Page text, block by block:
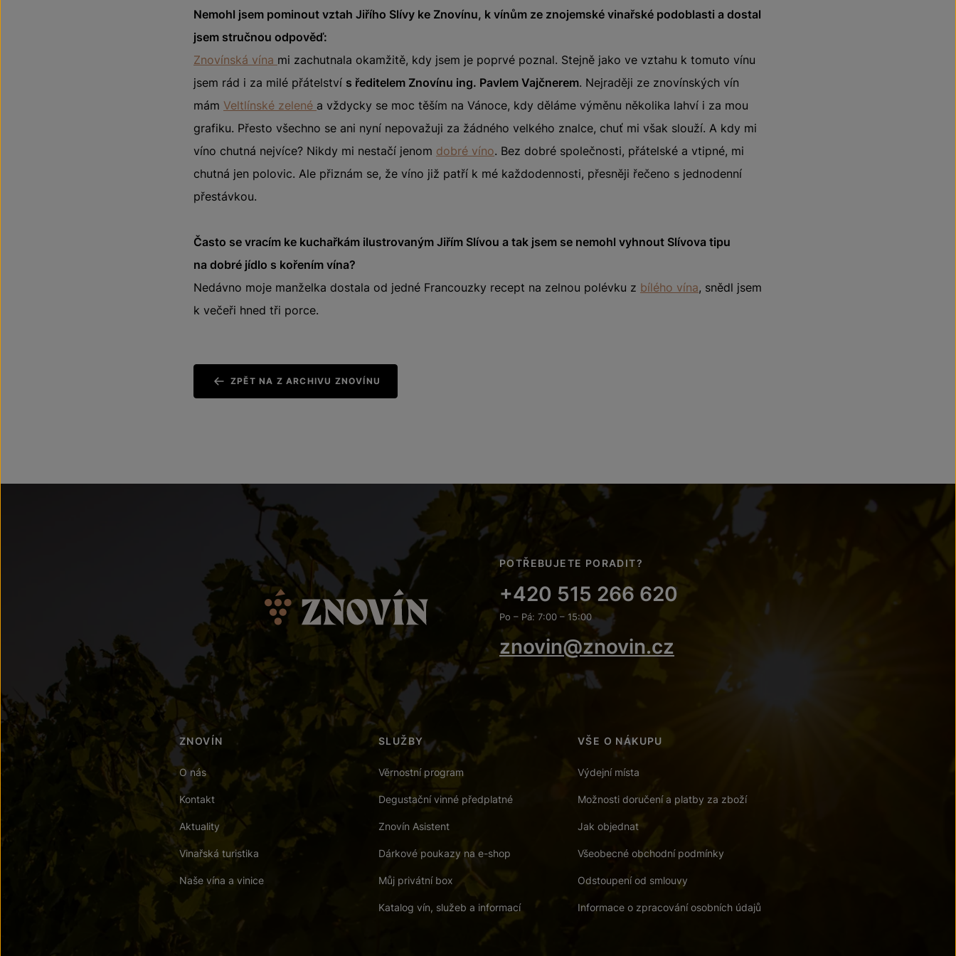
Nemohl jsem pominout vztah Jiřího Slívy ke Znovínu, k vínům ze znojemské vinařské podoblasti a dostal
jsem stručnou odpověď:
Znovínská vína mi zachutnala okamžitě, kdy jsem je poprvé poznal. Stejně jako ve vztahu k tomuto vínu
jsem rád i za milé přátelství s ředitelem Znovínu ing. Pavlem Vajčnerem. Nejraději ze znovínských vín
mám Veltlínské zelené a vždycky se moc těším na Vánoce, kdy děláme výměnu několika lahví i za mou
grafiku. Přesto všechno se ani nyní nepovažuji za žádného velkého znalce, chuť mi však slouží. A kdy mi
víno chutná nejvíce? Nikdy mi nestačí jenom dobré víno. Bez dobré společnosti, přátelské a vtipné, mi
chutná jen polovic. Ale přiznám se, že víno již patří k mé každodennosti, přesněji řečeno s jednodenní
přestávkou.
Často se vracím ke kuchařkám ilustrovaným Jiřím Slívou a tak jsem se nemohl vyhnout Slívova tipu
na dobré jídlo s kořením vína?
Nedávno moje manželka dostala od jedné Francouzky recept na zelnou polévku z bílého vína, snědl jsem
k večeři hned tři porce.
ZPĚT NA Z ARCHIVU ZNOVÍNU
POTŘEBUJETE PORADIT?
+420 515 266 620
Po – Pá: 7:00 – 15:00
znovin@znovin.cz
ZNOVÍN
O nás
Kontakt
Aktuality
Vinařská turistika
Naše vína a vinice
SLUŽBY
Věrnostní program
Degustační vinné předplatné
Znovín Asistent
Dárkové poukazy na e-shop
Můj privátní box
Katalog vín, služeb a informací
VŠE O NÁKUPU
Výdejní místa
Možnosti doručení a platby za zboží
Jak objednat
Všeobecné obchodní podmínky
Odstoupení od smlouvy
Informace o zpracování osobních údajů